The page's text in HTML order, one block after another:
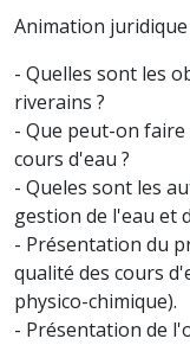
Animation juridique
- Quelles sont les
riverains ?
- Que peut-on
cours d'eau ?
- Queles sont les
gestion de l'eau et
- Présentation du
qualité des cours
physico-chimique).
- Présentation de